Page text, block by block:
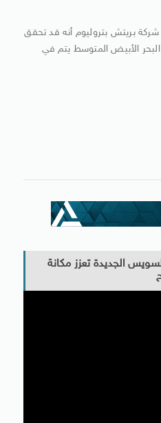
بريتش بتروليوم أنه قد تحقق
الأبيض المتوسط يتم في
الجديدة تعزز مكانة